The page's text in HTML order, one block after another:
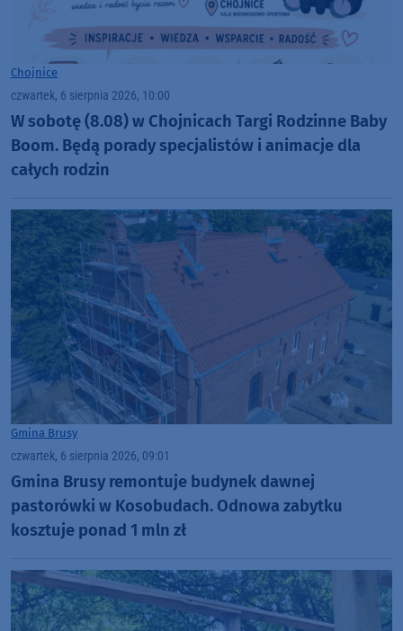
Chojnice
czwartek, 6 sierpnia 2026, 10:00
W sobotę (8.08) w Chojnicach Targi Rodzinne Baby
Boom. Będą porady specjalistów i animacje dla
całych rodzin
Gmina Brusy
czwartek, 6 sierpnia 2026, 09:01
Gmina Brusy remontuje budynek dawnej
pastorówki w Kosobudach. Odnowa zabytku
kosztuje ponad 1 mln zł